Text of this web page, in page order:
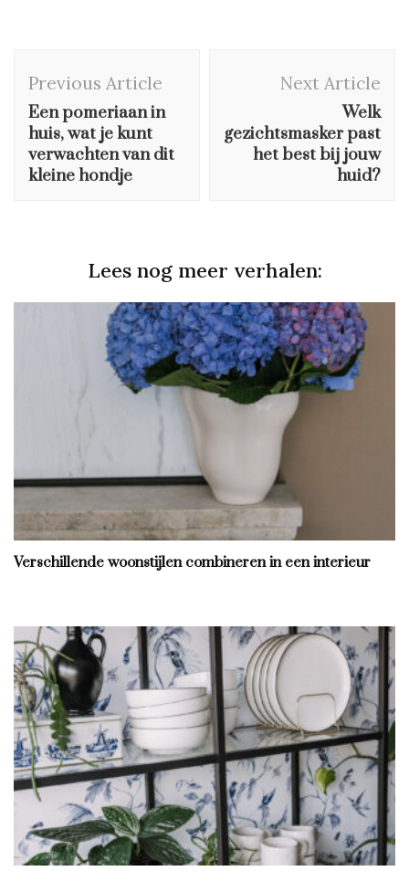
Navigation
Previous Article
Een pomeriaan in
huis, wat je kunt
verwachten van dit
kleine hondje
Next Article
Welk
gezichtsmasker past
het best bij jouw
huid?
Lees nog meer verhalen:
Verschillende woonstijlen combineren in een interieur